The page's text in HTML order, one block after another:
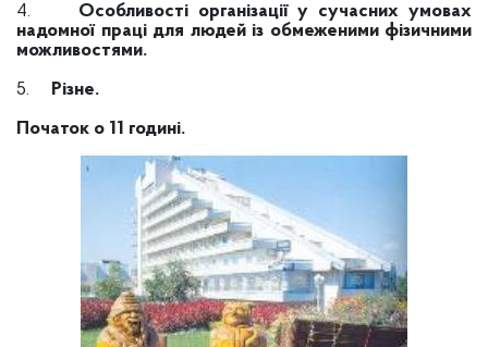
4.
Особливості організації у сучасних умовах
надомної праці для людей із обмеженими фізичними
можливостями.
5.
Різне.
Початок о 11 годині.